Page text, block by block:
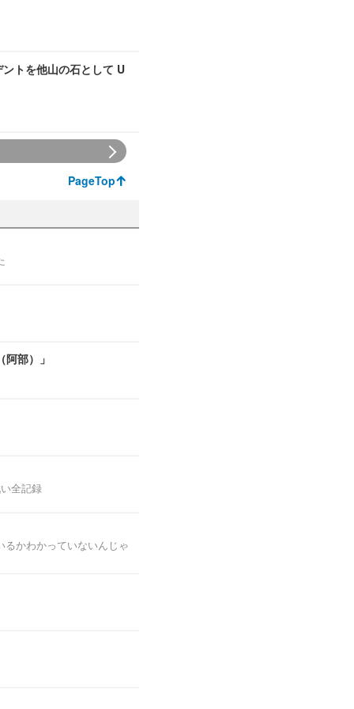
トを他山の石として U
PageTop
部）」
全記録
かわかっていないんじゃ